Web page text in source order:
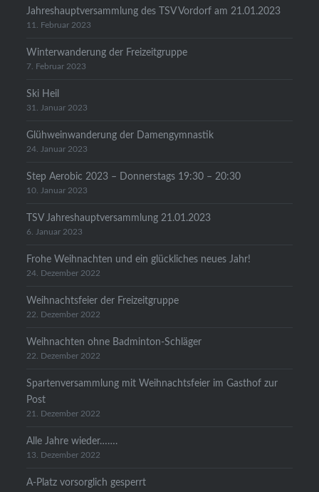
Jahreshauptversammlung des TSV Vordorf am 21.01.2023
11. Februar 2023
Winterwanderung der Freizeitgruppe
7. Februar 2023
Ski Heil
31. Januar 2023
Glühweinwanderung der Damengymnastik
24. Januar 2023
Step Aerobic 2023 – Donnerstags 19:30 – 20:30
10. Januar 2023
TSV Jahreshauptversammlung 21.01.2023
6. Januar 2023
Frohe Weihnachten und ein glückliches neues Jahr!
24. Dezember 2022
Weihnachtsfeier der Freizeitgruppe
22. Dezember 2022
Weihnachten ohne Badminton-Schläger
22. Dezember 2022
Spartenversammlung mit Weihnachtsfeier im Gasthof zur
Post
21. Dezember 2022
Alle Jahre wieder…….
13. Dezember 2022
A-Platz vorsorglich gesperrt